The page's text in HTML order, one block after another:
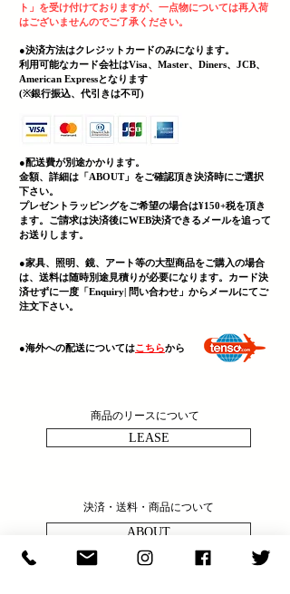
ト」を受け付けておりますが、一点物については再入荷
はございませんのでご了承ください。
●決済方法はクレジットカードのみになります。
利用可能なカード会社はVisa、Master、Diners、JCB、
American Expressとなります
(​※銀行振込、代引きは不可)
●配送費が別途かかります。
金額、詳細は「 ABOUT」をご確認頂き決済時にご選択
下さい。
プレゼントラッピングをご希望の場合は¥150+税を頂き
ます。ご請求は決済後にWEB決済できるメールを追って
お送りします。
●家具、照明、鏡、 アート等の大型商品をご購入の場合
は、送料は随時別途見積りが必要になります。カード決
済せずに一度「Enquiry| 問い合わせ」からメールにてご
注文下さい。
​●海外への配送についてはこちらから
商品のリースについて
LEASE
決済・送料・商品について
ABOUT